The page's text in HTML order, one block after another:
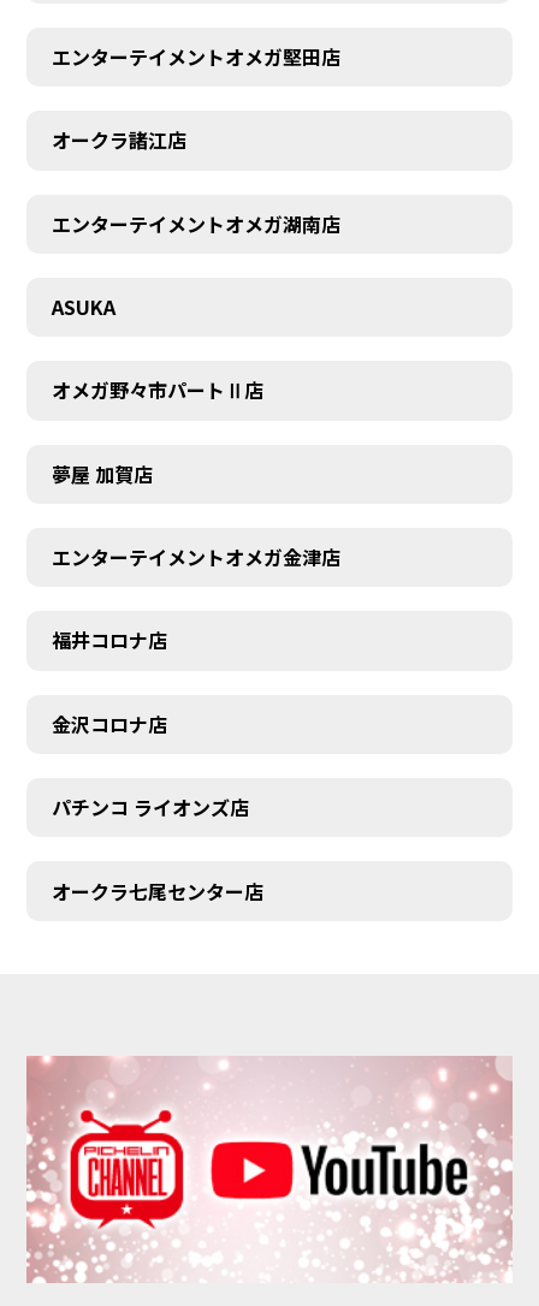
エンターテイメントオメガ堅田店
オークラ諸江店
エンターテイメントオメガ湖南店
ASUKA
オメガ野々市パートⅡ店
夢屋 加賀店
エンターテイメントオメガ金津店
福井コロナ店
金沢コロナ店
パチンコ ライオンズ店
オークラ七尾センター店